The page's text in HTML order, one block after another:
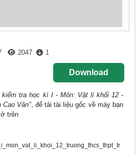
2047 1
Download
kiểm tra học kì I - Môn: Vật lí khối 12 -
Cao Vân", để tải tài liệu gốc về máy bạn
ở trên